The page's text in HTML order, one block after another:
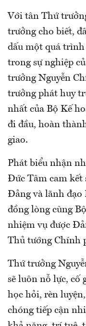
Với tân Thứ
trưởng cho biết,
dấu một quá
trong sự nghiệp
trưởng Nguyễn
trưởng phát huy
nhất của Bộ Kế
đi đầu, hoàn
giao.
Phát biểu nhận
Đức Tâm cam kết
Đảng và lãnh đạo
đồng lòng cùng
nhiệm vụ được
Thủ tướng Chính
Thứ trưởng
sẽ luôn nỗ lực, cố
học hỏi, rèn
chóng tiếp cận